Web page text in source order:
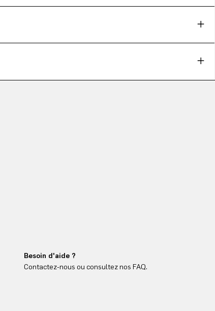
Besoin d'aide ?
Contactez-nous ou consultez nos FAQ.